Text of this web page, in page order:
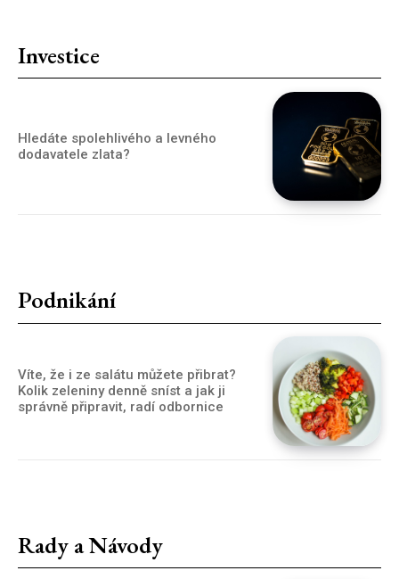
Investice
Hledáte spolehlivého a levného
dodavatele zlata?
Podnikání
Víte, že i ze salátu můžete přibrat?
Kolik zeleniny denně sníst a jak ji
správně připravit, radí odbornice
Rady a Návody